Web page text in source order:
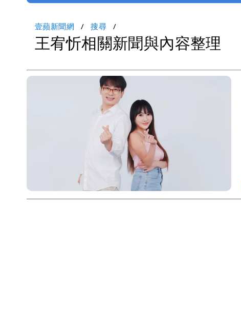
壹蘋新聞網 搜尋
王宥忻相關新聞與內容整理